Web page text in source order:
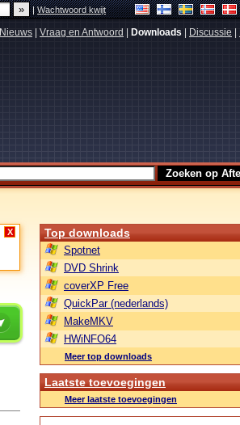
|Wachtwoord kwijt
Nieuws Vraag en Antwoord Downloads Discussie
X Top downloads
Spotnet
DVD Shrink
coverXP Free
QuickPar (nederlands)
MakeMKV
HWiNFO64
Meer top downloads
Laatste toevoegingen
Meer laatste toevoegingen